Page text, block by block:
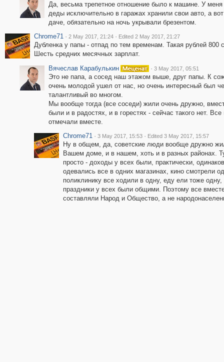
Да, весьма трепетное отношение было к машине. У меня
деды исключительно в гаражах хранили свои авто, а
даче, обязательно на ночь укрывали брезентом.
Chrome71 · 2 May 2017, 21:24 · Edited 2 May 2017, 21:27
Дубленка у папы - отпад по тем временам. Такая рублей 800
Шесть средних месячных зарплат.
Вячеслав Карабулькин
· 3 May 2017, 05:51
Это не папа, а сосед наш этажом выше, друг папы. К
очень молодой ушел от нас, но очень интересный был
талантливый во многом.
Мы вообще тогда (все соседи) жили очень дружно,
были и в радостях, и в горестях - сейчас такого нет. Все
отмечали вместе.
Chrome71 · 3 May 2017, 15:53 · Edited 3 May 2017, 15:57
Ну в общем, да, советские люди вообще дружно
Вашем доме, и в нашем, хоть и в разных районах.
просто - доходы у всех были, практически,
одевались все в одних магазинах, кино смотрели
поликлинику все ходили в одну, еду ели тоже одну,
праздники у всех были общими. Поэтому все
составляли Народ и Общество, а не